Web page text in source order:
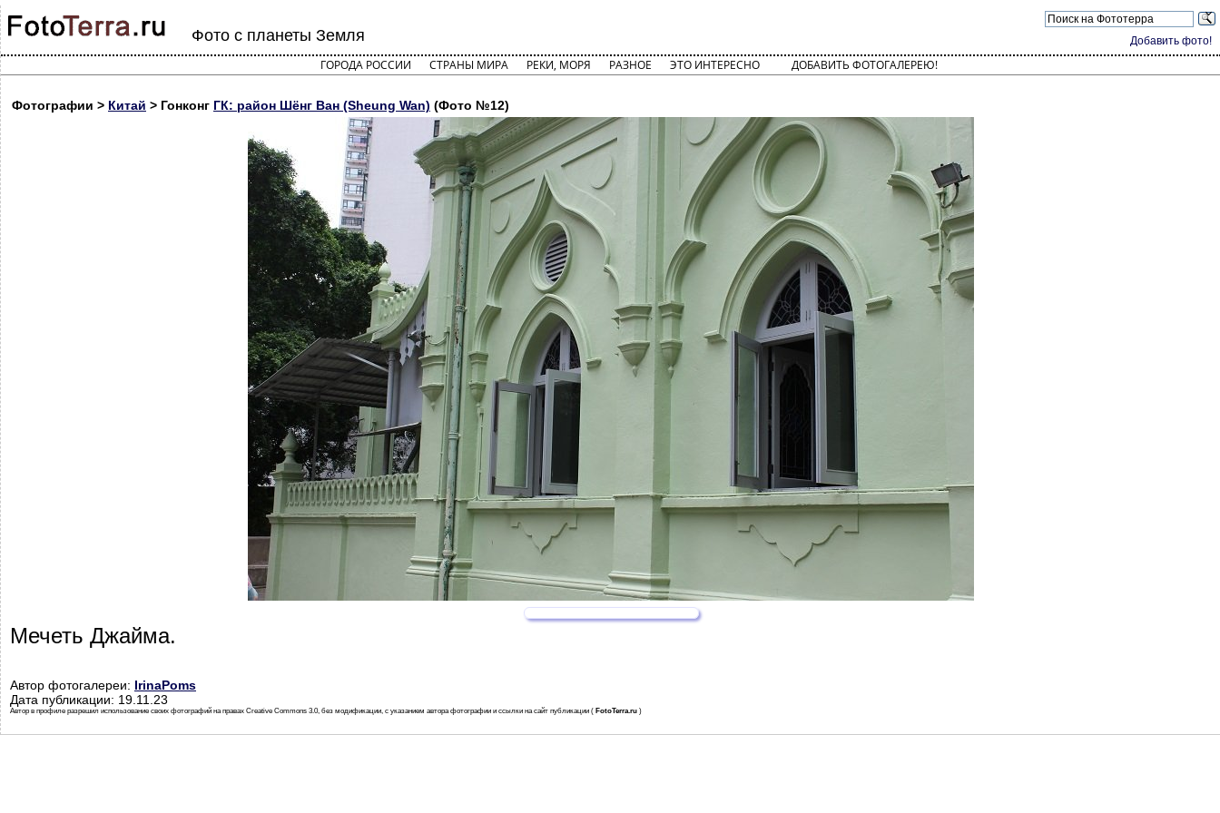
Добавить фото!
Фото с планеты Земля
ГОРОДА РОССИИ СТРАНЫ МИРА РЕКИ, МОРЯ РАЗНОЕ ЭТО ИНТЕРЕСНО ДОБАВИТЬ ФОТОГАЛЕРЕЮ!
Фотографии > Китай > Гонконг ГК: район Шёнг Ван (Sheung Wan) (Фото №12)
Мечеть Джайма.
Автор фотогалереи: IrinaPoms
Дата публикации: 19.11.23
Автор в профиле разрешил использование своих фотографий на правах Creative Commons 3.0, без модификации, с указанием автора фотографии и ссылки на сайт публикации ( FotoTerra.ru )